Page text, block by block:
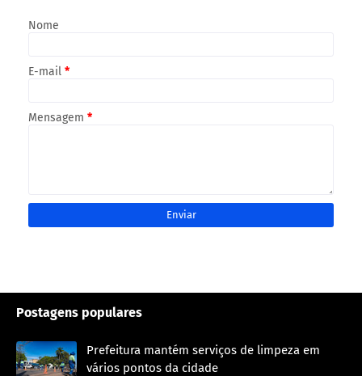
Nome
E-mail *
Mensagem *
Postagens populares
Prefeitura mantém serviços de limpeza em
vários pontos da cidade